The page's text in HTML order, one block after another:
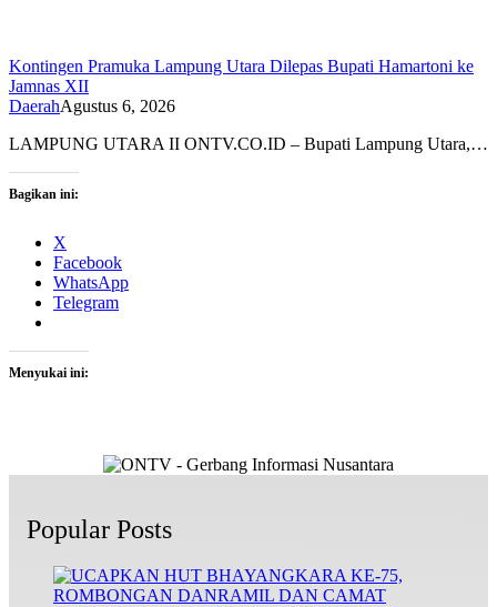
Kontingen Pramuka Lampung Utara Dilepas Bupati Hamartoni ke
Jamnas XII
DaerahAgustus 6, 2026
LAMPUNG UTARA II ONTV.CO.ID – Bupati Lampung Utara,…
Bagikan ini:
X
Facebook
WhatsApp
Telegram
Menyukai ini:
Popular Posts